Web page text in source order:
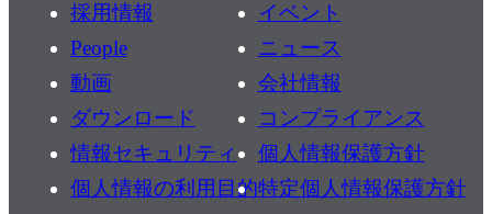
採用情報
イベント
People
ニュース
動画
会社情報
ダウンロード
コンプライアンス
情報セキュリティ
個人情報保護方針
個人情報の利用目的特定個人情報保護方針